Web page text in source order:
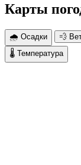
Карты
🌧 Осадки 💨
🌡 Температура